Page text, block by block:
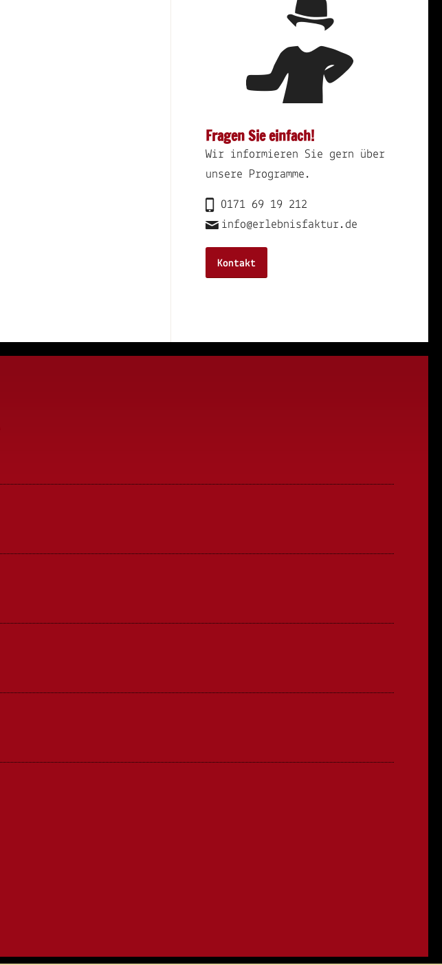
Fragen Sie einfach!
Wir informieren Sie gern über
unsere Programme.
0171 69 19 212
info@erlebnisfaktur.de
Kontakt